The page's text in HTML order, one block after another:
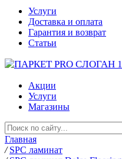
Услуги
Доставка и оплата
Гарантия и возврат
Статьи
Акции
Услуги
Магазины
Главная
/ SPC ламинат